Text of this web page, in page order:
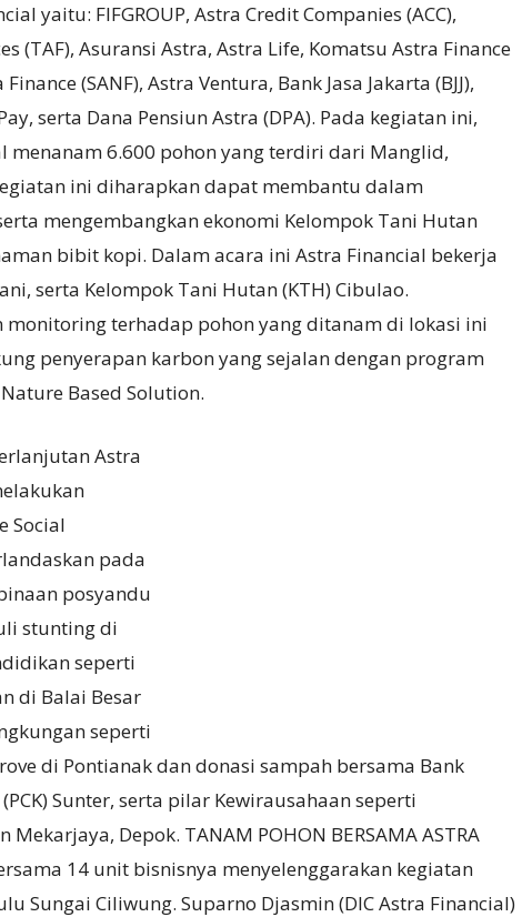
yaitu: FIFGROUP, Astra Credit Companies (ACC),
(TAF), Asuransi Astra, Astra Life, Komatsu Astra Finance
(SANF), Astra Ventura, Bank Jasa Jakarta (BJJ),
serta Dana Pensiun Astra (DPA). Pada kegiatan ini,
menanam 6.600 pohon yang terdiri dari Manglid,
ini diharapkan dapat membantu dalam
mengembangkan ekonomi Kelompok Tani Hutan
bibit kopi. Dalam acara ini Astra Financial bekerja
serta Kelompok Tani Hutan (KTH) Cibulao.
monitoring terhadap pohon yang ditanam di lokasi ini
penyerapan karbon yang sejalan dengan program
Based Solution.
Astra
Social
pada
posyandu
stunting di
seperti
di Balai Besar
seperti
di Pontianak dan donasi sampah bersama Bank
Sunter, serta pilar Kewirausahaan seperti
Depok. TANAM POHON BERSAMA ASTRA
14 unit bisnisnya menyelenggarakan kegiatan
Sungai Ciliwung. Suparno Djasmin (DIC Astra Financial)